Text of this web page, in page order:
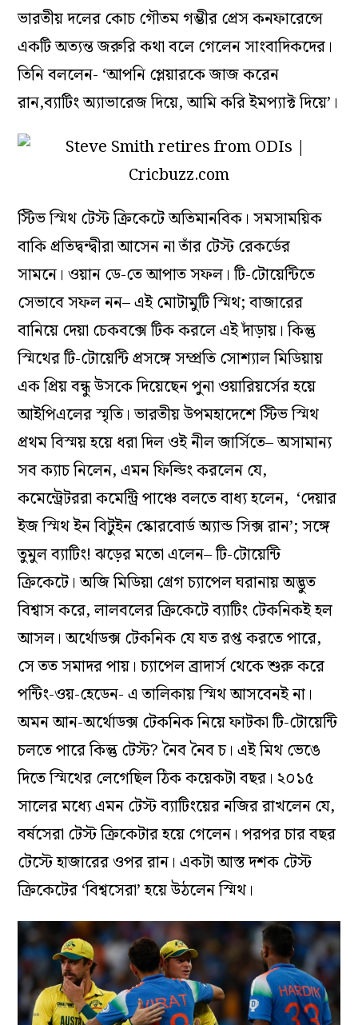
ভারতীয় দলের কোচ গৌতম গম্ভীর প্রেস কনফারেন্সে
একটি অত্যন্ত জরুরি কথা বলে গেলেন সাংবাদিকদের।
তিনি বললেন- ‘আপনি প্লেয়ারকে জাজ করেন
রান,ব্যাটিং অ্যাভারেজ দিয়ে, আমি করি ইমপ্যাক্ট দিয়ে’।
স্টিভ স্মিথ টেস্ট ক্রিকেটে অতিমানবিক। সমসাময়িক
বাকি প্রতিদ্বন্দ্বীরা আসেন না তাঁর টেস্ট রেকর্ডের
সামনে। ওয়ান ডে-তে আপাত সফল। টি-টোয়েন্টিতে
সেভাবে সফল নন– এই মোটামুটি স্মিথ; বাজারের
বানিয়ে দেয়া চেকবক্সে টিক করলে এই দাঁড়ায়। কিন্তু
স্মিথের টি-টোয়েন্টি প্রসঙ্গে সম্প্রতি সোশ্যাল মিডিয়ায়
এক প্রিয় বন্ধু উসকে দিয়েছেন পুনা ওয়ারিয়র্সের হয়ে
আইপিএলের স্মৃতি। ভারতীয় উপমহাদেশে স্টিভ স্মিথ
প্রথম বিস্ময় হয়ে ধরা দিল ওই নীল জার্সিতে– অসামান্য
সব ক্যাচ নিলেন, এমন ফিল্ডিং করলেন যে,
কমেন্ট্রেটররা কমেন্ট্রি পাঞ্চে বলতে বাধ্য হলেন, ‘দেয়ার
ইজ স্মিথ ইন বিটুইন স্কোরবোর্ড অ্যান্ড সিক্স রান’; সঙ্গে
তুমুল ব্যাটিং! ঝড়ের মতো এলেন– টি-টোয়েন্টি
ক্রিকেটে। অজি মিডিয়া গ্রেগ চ্যাপেল ঘরানায় অদ্ভুত
বিশ্বাস করে, লালবলের ক্রিকেটে ব্যাটিং টেকনিকই হল
আসল। অর্থোডক্স টেকনিক যে যত রপ্ত করতে পারে,
সে তত সমাদর পায়। চ্যাপেল ব্রাদার্স থেকে শুরু করে
পন্টিং-ওয়-হেডেন- এ তালিকায় স্মিথ আসবেনই না।
অমন আন-অর্থোডক্স টেকনিক নিয়ে ফাটকা টি-টোয়েন্টি
চলতে পারে কিন্তু টেস্ট? নৈব নৈব চ। এই মিথ ভেঙে
দিতে স্মিথের লেগেছিল ঠিক কয়েকটা বছর। ২০১৫
সালের মধ্যে এমন টেস্ট ব্যাটিংয়ের নজির রাখলেন যে,
বর্ষসেরা টেস্ট ক্রিকেটার হয়ে গেলেন। পরপর চার বছর
টেস্টে হাজারের ওপর রান। একটা আস্ত দশক টেস্ট
ক্রিকেটের ‘বিশ্বসেরা’ হয়ে উঠলেন স্মিথ।